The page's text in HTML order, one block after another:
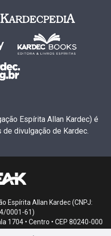
Espírita Allan Kardec) é
divulgação de Kardec.
Espírita Allan Kardec (CNPJ:
0001-61)
1704 • Centro • CEP 80240-000